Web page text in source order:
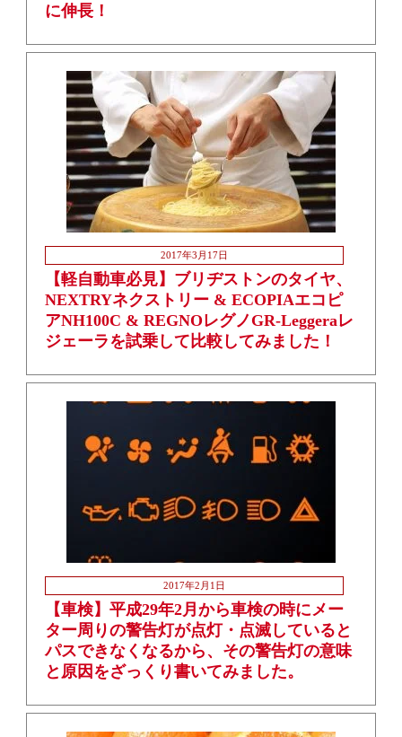
に伸長！
2017年3月17日
【軽自動車必見】ブリヂストンのタイヤ、
NEXTRYネクストリー & ECOPIAエコピ
アNH100C & REGNOレグノGR-Leggeraレ
ジェーラを試乗して比較してみました！
2017年2月1日
【車検】平成29年2月から車検の時にメー
ター周りの警告灯が点灯・点滅していると
パスできなくなるから、その警告灯の意味
と原因をざっくり書いてみました。